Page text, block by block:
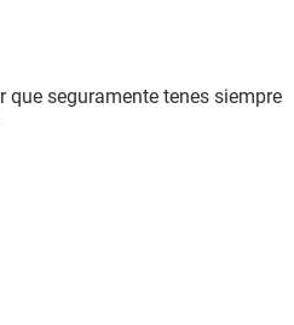
que seguramente tenes siempre